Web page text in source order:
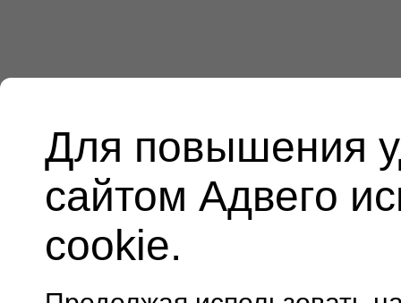
Для повышения
сайтом Адвего
cookie.